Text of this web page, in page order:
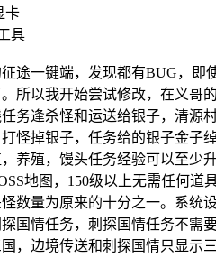
卡
具
途一键端，发现都有BUG，即
所以我开始尝试修改，在义哥
务逢杀怪和运送给银子，清源
怪掉银子，任务给的银子金子绰
养殖，馒头任务经验可以至少
地图，150级以上无需任何道
数量为原来的十分之一。系统
国情任务，刺探国情任务不需
，边境传送和刺探国情只显示